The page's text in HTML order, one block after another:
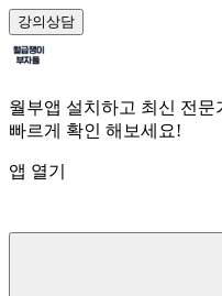
강의상담
월부앱 설치하고 최신 전문
빠르게 확인 해보세요!
앱 열기